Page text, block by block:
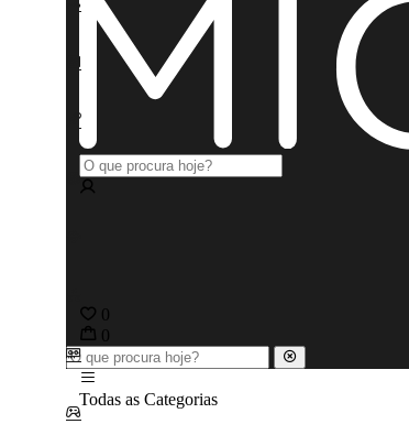
0
0
Todas as Categorias